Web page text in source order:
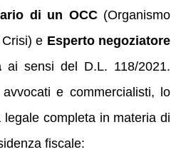
di un OCC(Organismo
e Esperto negoziatore
ai sensi del D.L. 118/2021.
e commercialisti, lo
completa in materia di
fiscale: